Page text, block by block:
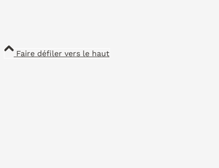
Faire défiler vers le haut